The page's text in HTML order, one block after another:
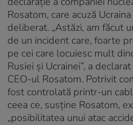
Rosatom, care acuză
deliberat. „Astăzi, am făcut
de un incident care, foarte
pe cei care locuiesc mult
Rusiei și Ucrainei”, a
CEO-ul Rosatom. Potrivit
fost controlată printr-un
ceea ce, susține Rosatom,
„posibilitatea unui atac